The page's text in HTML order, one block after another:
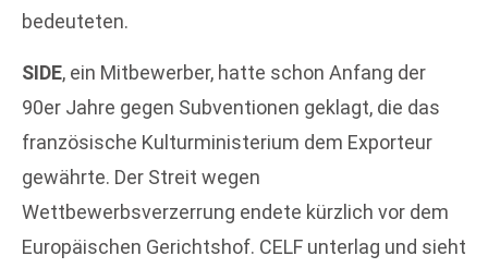
bedeuteten.
SIDE, ein Mitbewerber, hatte schon Anfang der
90er Jahre gegen Subventionen geklagt, die das
französische Kulturministerium dem Exporteur
gewährte. Der Streit wegen
Wettbewerbsverzerrung endete kürzlich vor dem
Europäischen Gerichtshof. CELF unterlag und sieht